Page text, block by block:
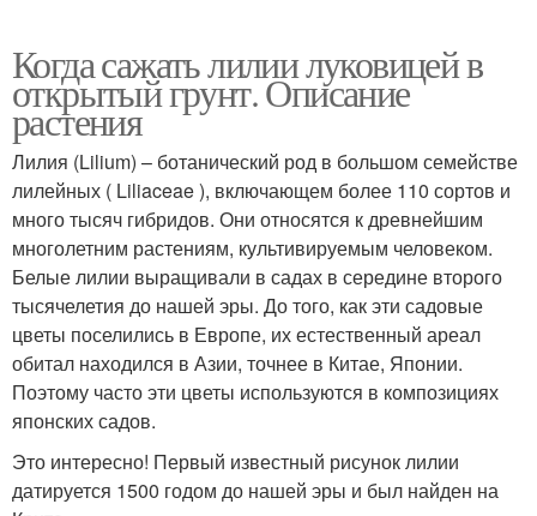
Когда сажать лилии луковицей в
открытый грунт. Описание
растения
Лилия (Lilium) – ботанический род в большом семействе
лилейных ( Liliaceae ), включающем более 110 сортов и
много тысяч гибридов. Они относятся к древнейшим
многолетним растениям, культивируемым человеком.
Белые лилии выращивали в садах в середине второго
тысячелетия до нашей эры. До того, как эти садовые
цветы поселились в Европе, их естественный ареал
обитал находился в Азии, точнее в Китае, Японии.
Поэтому часто эти цветы используются в композициях
японских садов.
Это интересно! Первый известный рисунок лилии
датируется 1500 годом до нашей эры и был найден на